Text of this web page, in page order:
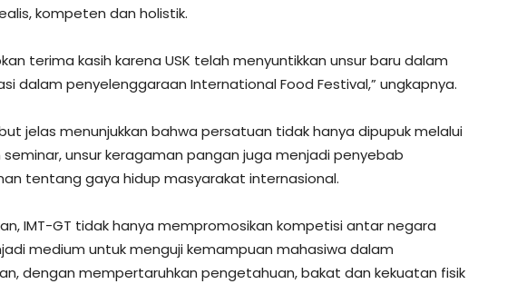
kompeten dan holistik.
terima kasih karena USK telah menyuntikkan unsur baru dalam
dalam penyelenggaraan International Food Festival,” ungkapnya.
jelas menunjukkan bahwa persatuan tidak hanya dipupuk melalui
unsur keragaman pangan juga menjadi penyebab
tentang gaya hidup masyarakat internasional.
IMT-GT tidak hanya mempromosikan kompetisi antar negara
medium untuk menguji kemampuan mahasiwa dalam
dengan mempertaruhkan pengetahuan, bakat dan kekuatan fisik